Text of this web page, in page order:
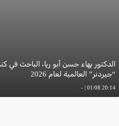
الدكتور بهاء حسن أبو ريا، الباحث في
“جيردنر” العالمية لعام 2026
20:14 01/08 | -